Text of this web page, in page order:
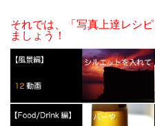
それでは、「写真上達レシ
ましょう！